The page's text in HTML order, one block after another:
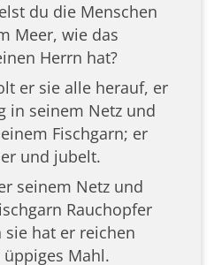
du die Menschen
Meer, wie das
Herrn hat?
er sie alle herauf, er
in seinem Netz und
Fischgarn; er
und jubelt.
seinem Netz und
Rauchopfer
hat er reichen
Mahl.